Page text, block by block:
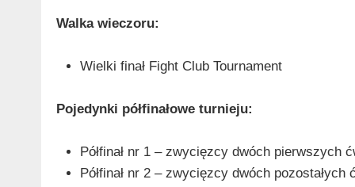
Walka wieczoru:
Wielki finał Fight Club Tournament
Pojedynki półfinałowe turnieju:
Półfinał nr 1 – zwycięzcy dwóch pierwszych
Półfinał nr 2 – zwycięzcy dwóch pozostałych